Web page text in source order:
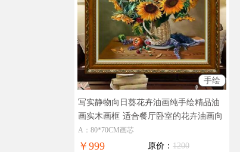
手绘
写实静物向日葵花卉油画纯手绘精品油
画实木画框 适合餐厅卧室的花卉油画向
日葵
A：80*70CM画芯
￥999 原价： 1200